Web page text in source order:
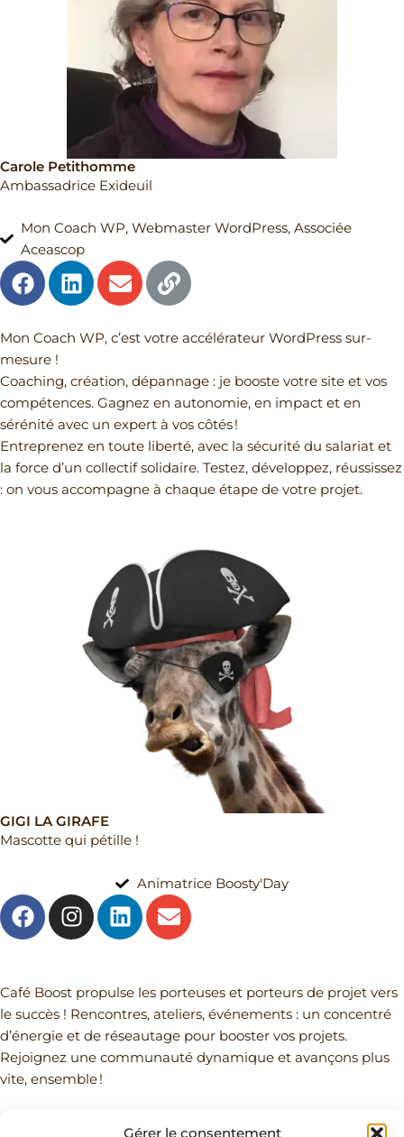
Gérer le consentement
Carole Petithomme
Ambassadrice Exideuil
Mon Coach WP, Webmaster WordPress, Associée
Aceascop
F
a
e
b
o
o
k
L
i
k
d
i
n
E
n
e
o
p
e
L
i
k
Mon Coach WP, c’est votre accélérateur WordPress sur-
mesure !
Coaching, création, dépannage : je booste votre site et vos
compétences. Gagnez en autonomie, en impact et en
sérénité avec un expert à vos côtés !
Entreprenez en toute liberté, avec la sécurité du salariat et
la force d’un collectif solidaire. Testez, développez, réussissez
: on vous accompagne à chaque étape de votre projet.
GIGI LA GIRAFE
Mascotte qui pétille !
Animatrice Boosty'Day
F
a
b
o
o
k
I
n
a
g
r
a
m
L
i
e
d
i
n
E
n
l
o
p
e
Café Boost propulse les porteuses et porteurs de projet vers
le succès ! Rencontres, ateliers, événements : un concentré
d’énergie et de réseautage pour booster vos projets.
Rejoignez une communauté dynamique et avançons plus
vite, ensemble !